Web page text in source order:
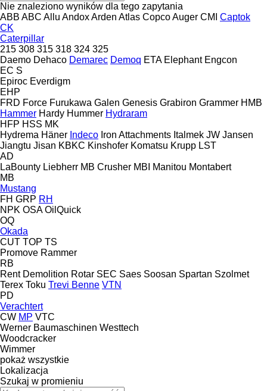
Nie znaleziono wyników dla tego zapytania
ABB ABC Allu AndoxArden Atlas CopcoAuger CMI Captok
CK
Caterpillar
215 308 315 318 324 325
Daemo Dehaco Demarec Demoq ETA Elephant Engcon
EC S
Epiroc Everdigm
EHP
FRD Force Furukawa Galen Genesis Grabiron Grammer HMB
Hammer Hardy Hummer Hydraram
HFP HSS MK
Hydrema Häner Indeco Iron Attachments Italmek JW Jansen
Jiangtu Jisan KBKC Kinshofer Komatsu Krupp LST
AD
LaBounty Liebherr MB Crusher MBI Manitou Montabert
MB
Mustang
FH GRP RH
NPK OSA OilQuick
OQ
Okada
CUT TOP TS
Promove Rammer
RB
Rent Demolition Rotar SEC Saes Soosan Spartan Szolmet
Terex Toku Trevi Benne VTN
PD
Verachtert
CW MP VTC
Werner Baumaschinen Westtech
Woodcracker
Wimmer
pokaż wszystkie
Lokalizacja
Szukaj w promieniu